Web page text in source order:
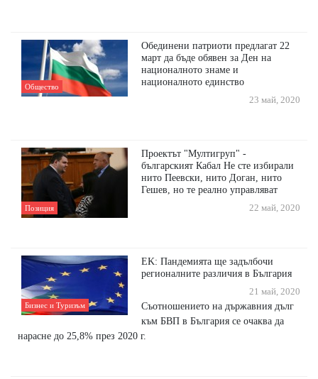
Общество
Обединени патриоти предлагат 22
март да бъде обявен за Ден на
националното знаме и
националното единство
23 май, 2020
Позиция
Проектът "Мултигруп" -
българският Кабал Не сте избирали
нито Пеевски, нито Доган, нито
Гешев, но те реално управляват
22 май, 2020
Бизнес и Туризъм
EK: Пандемията ще задълбочи
регионалните различия в България
21 май, 2020
Съотношението на държавния дълг
към БВП в България се очаква да
нарасне до 25,8% през 2020 г.